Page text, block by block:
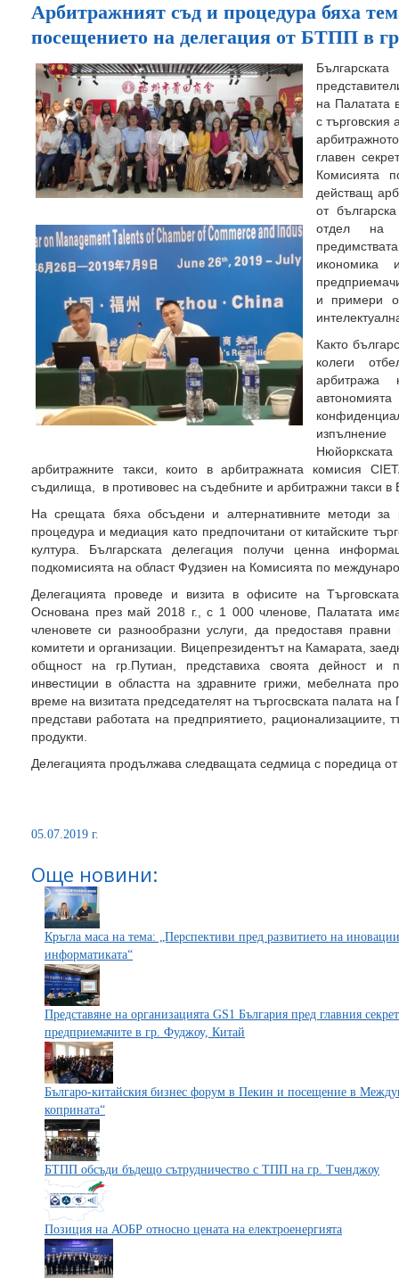
Арбитражният съд и процедура бяха
посещението на делегация от БТПП в
на Палатата
с търговския
главен
Комисията
действащ
от
отдел на
икономика
и примери
Както
колеги
арбитража
арбитражните такси, които в арбитражната комисия
съдилища, в противовес на съдебните и арбитражни такси
На срещата бяха обсъдени и алтернативните методи
процедура и медиация като предпочитани от китайските
култура. Българската делегация получи ценна
подкомисията на област Фудзиен на Комисията по
Делегацията проведе и визита в офисите на
Основана през май 2018 г., с 1 000 членове, Палатата
членовете си разнообразни услуги, да предоставя
комитети и организации. Вицепрезидентът на Камарата,
общност на гр.Путиан, представиха своята дейност и
инвестиции в областта на здравните грижи, мебелната
време на визитата председателят на търгосвската палата
представи работата на предприятието, рационализациите,
продукти.
Делегацията продължава следващата седмица с поредица от
05.07.2019 г.
Още новини:
Кръгла маса на тема: „Перспективи пред развитието на
информатиката“
Представяне на организацията GS1 България пред главния
предприемачите в гр. Фуджоу, Китай
Българо-китайския бизнес форум в Пекин и посещение в
коприната“
БТПП обсъди бъдещо сътрудничество с ТПП на гр. Тченджоу
Позиция на АОБР относно цената на електроенергията